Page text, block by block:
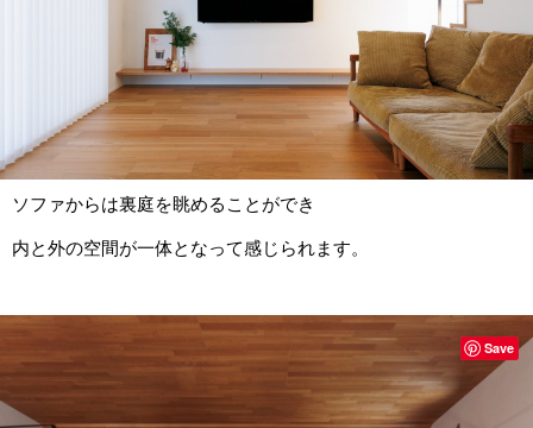
ソファからは裏庭を眺めることができ
内と外の空間が一体となって感じられます。
Save